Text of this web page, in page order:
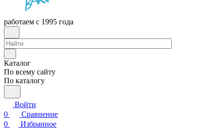
работаем с 1995 года
Каталог
По всему сайту
По каталогу
Войти
0
Сравнение
0
Избранное